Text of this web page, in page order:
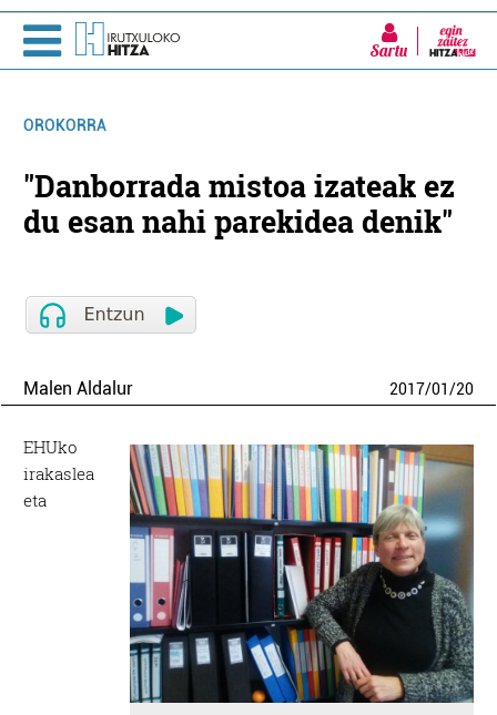
Sartu
OROKORRA
"Danborrada mistoa izateak ez
du esan nahi parekidea denik"
Malen Aldalur 2017/01/20
EHUko
irakaslea
eta